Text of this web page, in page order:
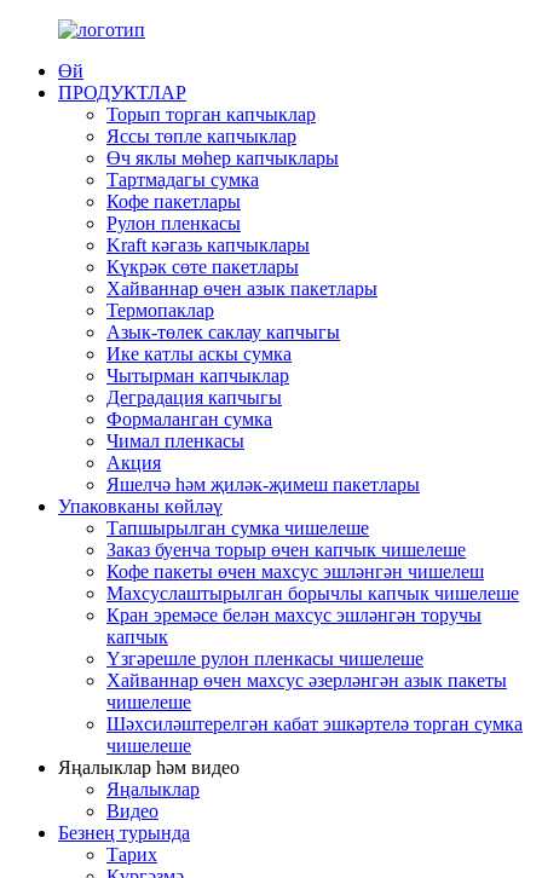
Өй
ПРОДУКТЛАР
Торып торган капчыклар
Яссы төпле капчыклар
Өч яклы мөһер капчыклары
Тартмадагы сумка
Кофе пакетлары
Рулон пленкасы
Kraft кәгазь капчыклары
Күкрәк сөте пакетлары
Хайваннар өчен азык пакетлары
Термопаклар
Азык-төлек саклау капчыгы
Ике катлы аскы сумка
Чытырман капчыклар
Деградация капчыгы
Формаланган сумка
Чимал пленкасы
Акция
Яшелчә һәм җиләк-җимеш пакетлары
Упаковканы көйләү
Тапшырылган сумка чишелеше
Заказ буенча торыр өчен капчык чишелеше
Кофе пакеты өчен махсус эшләнгән чишелеш
Махсуслаштырылган борычлы капчык чишелеше
Кран эремәсе белән махсус эшләнгән торучы
капчык
Үзгәрешле рулон пленкасы чишелеше
Хайваннар өчен махсус әзерләнгән азык пакеты
чишелеше
Шәхсиләштерелгән кабат эшкәртелә торган сумка
чишелеше
Яңалыклар һәм видео
Яңалыклар
Видео
Безнең турында
Тарих